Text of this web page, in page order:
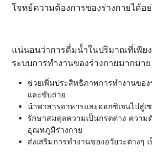
โจทย์ความต้องการของร่างกายได้อ
แน่นอนว่าการดื่มน้ำในปริมาณที่เพีย
ระบบการทำงานของร่างกายมากมา
ช่วยเพิ่มประสิทธิภาพการทำงานขอ
และขับถ่าย
นำพาสารอาหารและออกซิเจนไปสู่เ
รักษาสมดุลความเป็นกรดด่าง ความ
อุณหภูมิร่างกาย
ส่งเสริมการทำงานของอวัยวะต่างๆ